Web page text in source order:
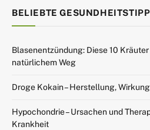
BELIEBTE
Blasenentzündung: Diese 10
natürlichem Weg
Droge Kokain – Herstellung,
Hypochondrie – Ursachen und
Krankheit